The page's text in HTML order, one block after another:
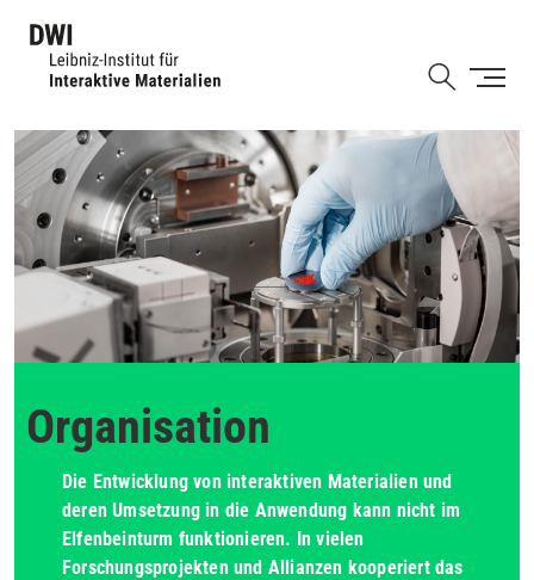
Organisation
Die Entwicklung von interaktiven Materialien und
deren Umsetzung in die Anwendung kann nicht im
Elfenbeinturm funktionieren. In vielen
Forschungsprojekten und Allianzen kooperiert das